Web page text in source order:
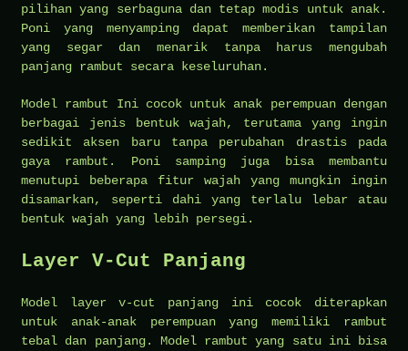
pilihan yang serbaguna dan tetap modis untuk anak.
Poni yang menyamping dapat memberikan tampilan
yang segar dan menarik tanpa harus mengubah
panjang rambut secara keseluruhan.
Model rambut Ini cocok untuk anak perempuan dengan
berbagai jenis bentuk wajah, terutama yang ingin
sedikit aksen baru tanpa perubahan drastis pada
gaya rambut. Poni samping juga bisa membantu
menutupi beberapa fitur wajah yang mungkin ingin
disamarkan, seperti dahi yang terlalu lebar atau
bentuk wajah yang lebih persegi.
Layer V-Cut Panjang
Model layer v-cut panjang ini cocok diterapkan
untuk anak-anak perempuan yang memiliki rambut
tebal dan panjang. Model rambut yang satu ini bisa